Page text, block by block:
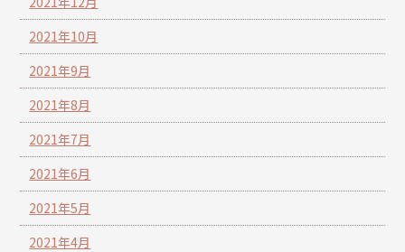
2021年10月
2021年9月
2021年8月
2021年7月
2021年6月
2021年5月
2021年4月